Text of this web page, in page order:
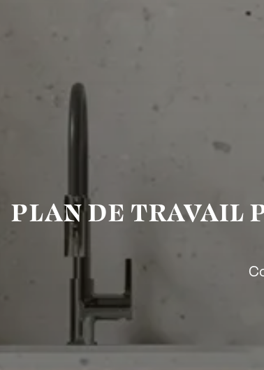
PLAN DE TRAVAIL